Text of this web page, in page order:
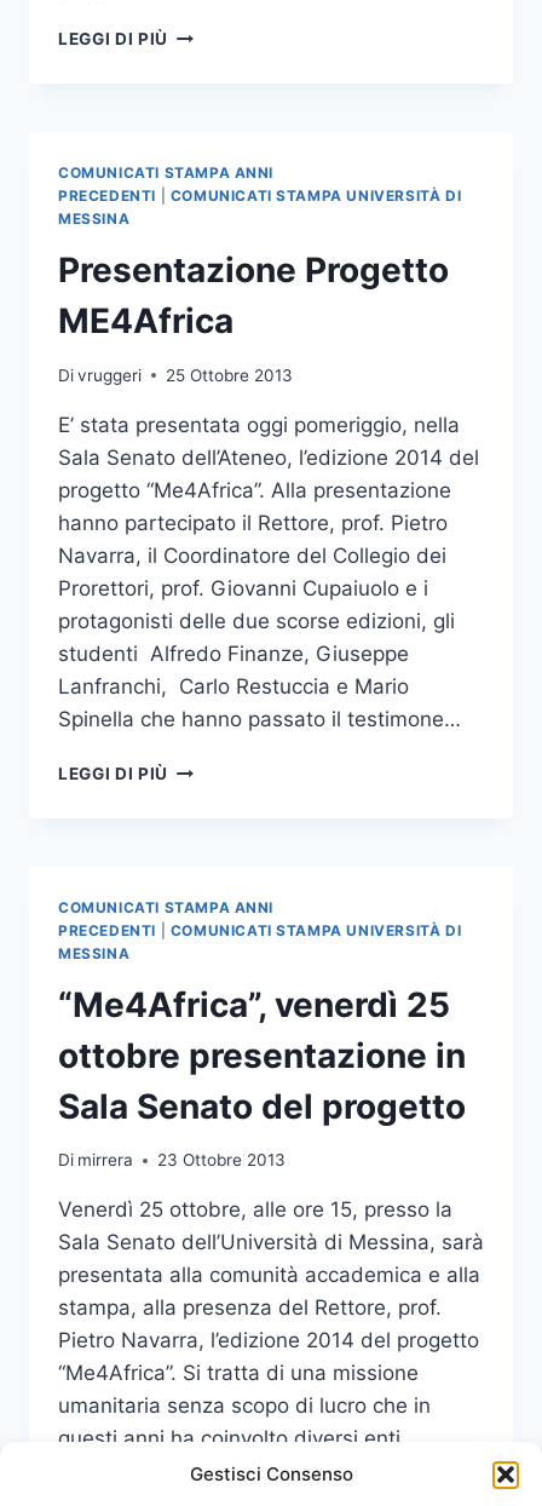
Gestisci Consenso
LEGGI DI PIÙ PROGETTO
COMUNICATI STAMPA ANNI
PRECEDENTI
COMUNICATI STAMPA UNIVERSITÀ DI
MESSINA
Presentazione Progetto
ME4Africa
Divruggeri 25 Ottobre 2013
E’ stata presentata oggi pomeriggio, nella
Sala Senato dell’Ateneo, l’edizione 2014 del
progetto “Me4Africa”. Alla presentazione
hanno partecipato il Rettore, prof. Pietro
Navarra, il Coordinatore del Collegio dei
Prorettori, prof. Giovanni Cupaiuolo e i
protagonisti delle due scorse edizioni, gli
studenti Alfredo Finanze, Giuseppe
Lanfranchi, Carlo Restuccia e Mario
Spinella che hanno passato il testimone…
LEGGI DI PIÙ PRESENTAZIONE
COMUNICATI STAMPA ANNI
PRECEDENTI
COMUNICATI STAMPA UNIVERSITÀ DI
MESSINA
“Me4Africa”, venerdì 25
ottobre presentazione in
Sala Senato del progetto
Di mirrera 23 Ottobre 2013
Venerdì 25 ottobre, alle ore 15, presso la
Sala Senato dell’Università di Messina, sarà
presentata alla comunità accademica e alla
stampa, alla presenza del Rettore, prof.
Pietro Navarra, l’edizione 2014 del progetto
“Me4Africa”. Si tratta di una missione
umanitaria senza scopo di lucro che in
questi anni ha coinvolto diversi enti,
aziende e associazioni. Dal 2012,…